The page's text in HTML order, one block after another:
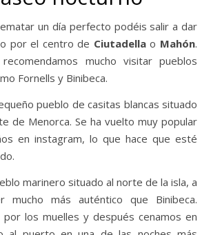
un día perfecto podéis salir a dar
por el centro de Ciutadellao Mahón.
mucho visitar pueblos
Fornells y Binibeca.
pueblo de casitas blancas situado
de Menorca. Se ha vuelto muy popular
en instagram, lo que hace que esté
marinero situado al norte de la isla, a
mucho más auténtico que Binibeca.
por los muelles y después cenamos en